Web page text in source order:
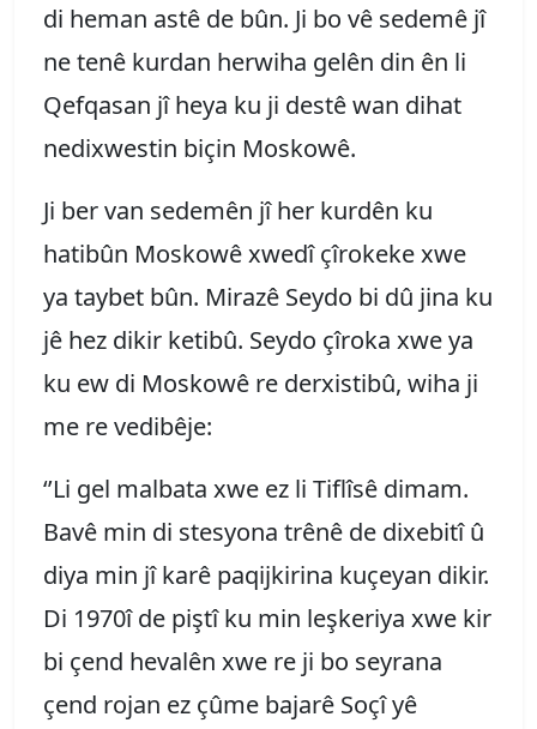
di heman astê de bûn. Ji bo vê sedemê jî
ne tenê kurdan herwiha gelên din ên li
Qefqasan jî heya ku ji destê wan dihat
nedixwestin biçin Moskowê.
Ji ber van sedemên jî her kurdên ku
hatibûn Moskowê xwedî çîrokeke xwe
ya taybet bûn. Mirazê Seydo bi dû jina ku
jê hez dikir ketibû. Seydo çîroka xwe ya
ku ew di Moskowê re derxistibû, wiha ji
me re vedibêje:
‘’Li gel malbata xwe ez li Tiflîsê dimam.
Bavê min di stesyona trênê de dixebitî û
diya min jî karê paqijkirina kuçeyan dikir.
Di 1970î de piştî ku min leşkeriya xwe kir
bi çend hevalên xwe re ji bo seyrana
çend rojan ez çûme bajarê Soçî yê